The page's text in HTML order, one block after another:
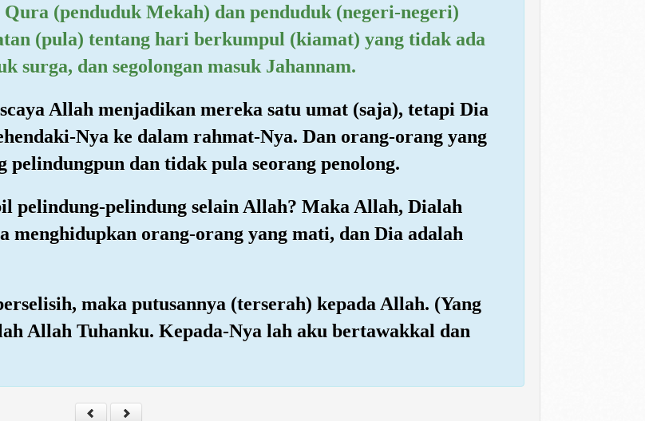
(penduduk Mekah) dan penduduk (negeri-negeri)
(pula) tentang hari berkumpul (kiamat) yang tidak ada
surga, dan segolongan masuk Jahannam.
Allah menjadikan mereka satu umat (saja), tetapi Dia
Nya ke dalam rahmat-Nya. Dan orang-orang yang
pelindungpun dan tidak pula seorang penolong.
pelindung-pelindung selain Allah? Maka Allah, Dialah
menghidupkan orang-orang yang mati, dan Dia adalah
maka putusannya (terserah) kepada Allah. (Yang
Allah Tuhanku. Kepada-Nya lah aku bertawakkal dan